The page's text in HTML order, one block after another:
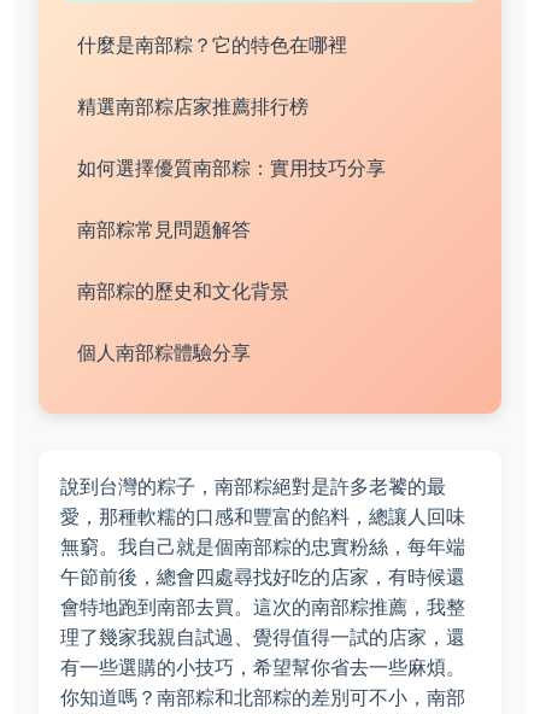
什麼是南部粽？它的特色在哪裡
精選南部粽店家推薦排行榜
如何選擇優質南部粽：實用技巧分享
南部粽常見問題解答
南部粽的歷史和文化背景
個人南部粽體驗分享
說到台灣的粽子，南部粽絕對是許多老饕的最
愛，那種軟糯的口感和豐富的餡料，總讓人回味
無窮。我自己就是個南部粽的忠實粉絲，每年端
午節前後，總會四處尋找好吃的店家，有時候還
會特地跑到南部去買。這次的南部粽推薦，我整
理了幾家我親自試過、覺得值得一試的店家，還
有一些選購的小技巧，希望幫你省去一些麻煩。
你知道嗎？南部粽和北部粽的差別可不小，南部